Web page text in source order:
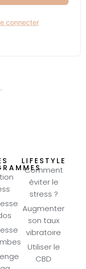
connecter
LIFESTYLE
Comment
éviter le
stress ?
Augmenter
son taux
vibratoire
Utiliser le
CBD